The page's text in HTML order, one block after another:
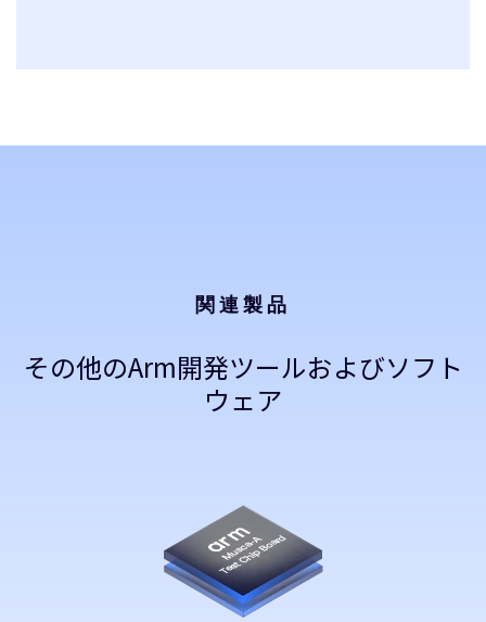
関連製品
その他のArm開発ツールおよびソフト
ウェア